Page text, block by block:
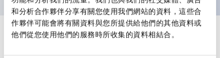
和分析合作夥伴分享有關您使用我們網站的資料，這些合
作夥伴可能會將有關資料與您所提供給他們的其他資料或
他們從您使用他們的服務時所收集的資料相結合。
規格